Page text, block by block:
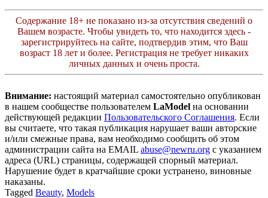
Содержание 18+ не показано из-за отсутствия сведений о
Вашем возрасте. Чтобы увидеть то, что находится здесь -
зарегистрируйтесь на сайте, подтвердив этим, что Ваш
возраст 18 лет и более. Регистрация не требует никаких
личных данных и очень проста.
Внимание: настоящий материал самостоятельно опубликован
в нашем сообществе пользователем LaModel на основании
действующей редакции Пользовательского Соглашения. Если
вы считаете, что такая публикация нарушает ваши авторские
и/или смежные права, вам необходимо сообщить об этом
администрации сайта на EMAIL abuse@newru.org с указанием
адреса (URL) страницы, содержащей спорный материал.
Нарушение будет в кратчайшие сроки устранено, виновные
наказаны.
Tagged Beauty, Models